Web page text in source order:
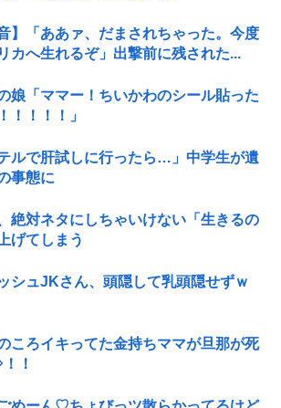
】「ああァ、だまされちゃった。今度
カへ生れるぞ」出撃前に残された...
娘「ママー！ちいかわのシール貼った
！！！！」
ルで肝試しに行ったら…」中学生が遺
事態に
絶対ネタにしちゃいけない「生きるの
げてしまう
シュJKさん、頭隠して乳頭隠せずｗ
ころイキってた金持ちママが旦那が死
！